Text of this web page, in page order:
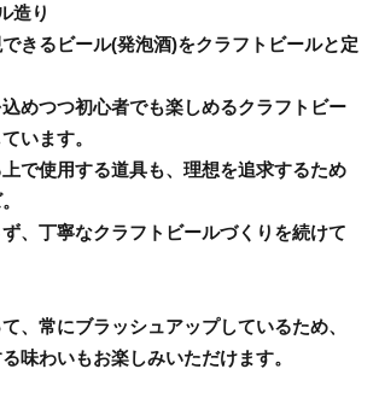
造り
きるビール(発泡酒)をクラフトビールと定
めつつ初心者でも楽しめるクラフトビー
います。
で使用する道具も、理想を追求するため
、丁寧なクラフトビールづくりを続けて
、常にブラッシュアップしているため、
味わいもお楽しみいただけます。